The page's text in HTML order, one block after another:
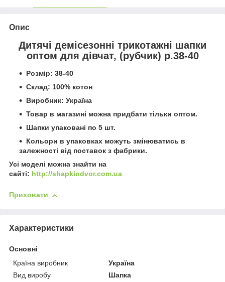
Опис
Дитячі демісезонні трикотажні шапки
оптом для дівчат, (рубчик) р.38-40
Розмір: 38-40
Склад: 100% котон
Виробник: Україна
Товар в магазині можна придбати тільки оптом.
Шапки упаковані по 5 шт.
Кольори в упаковках можуть змінюватись в
залежності від поставок з фабрики.
Усі моделі можна знайти на
сайті: http://shapkindvor.com.ua
Приховати
Характеристики
Основні
Країна виробник
Україна
Вид виробу
Шапка